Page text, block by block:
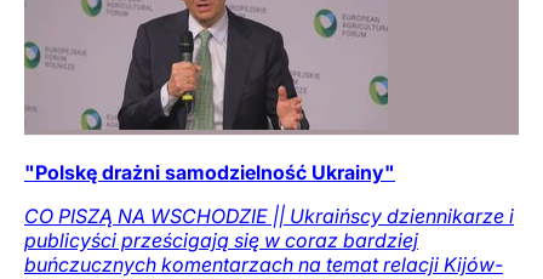
"Polskę drażni samodzielność Ukrainy"
CO PISZĄ NA WSCHODZIE || Ukraińscy dziennikarze i
publicyści prześcigają się w coraz bardziej
buńczucznych komentarzach na temat relacji Kijów-